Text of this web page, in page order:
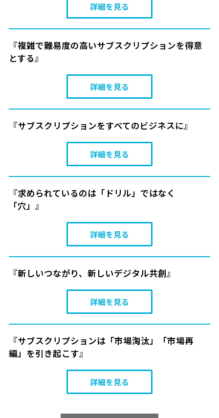
詳細を見る
『複雑で難易度の高いサブスクリプションを得意
とする』
詳細を見る
『サブスクリプションをすべてのビジネスに』
詳細を見る
『求められているのは「ドリル」ではなく
「穴」』
詳細を見る
『新しいつながり、新しいデジタル共創』
詳細を見る
『サブスクリプションは「市場淘汰」「市場再
編」を引き起こす』
詳細を見る